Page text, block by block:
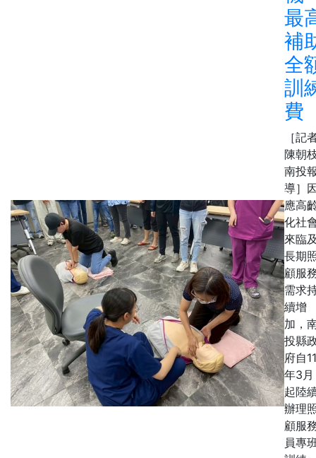
最
補
全
訓
費
［記
陳朝
南投
導］
應高
化社
來臨
長期
顧服
需求
續增
加，
投縣
府自
年3月
起陸
辦理
顧服
員專